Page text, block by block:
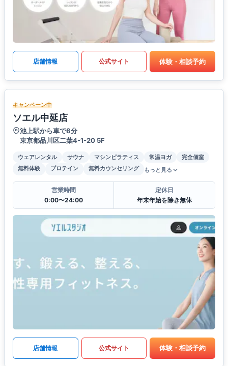
店舗情報 公式サイト 体験・相談予約
キャンペーン中
ソエル中延店
池上駅から車で8分
東京都品川区二葉4-1-20 5F
ウェアレンタル サウナ マシンピラティス 常温ヨガ
完全個室
無料体験
プロテイン 無料カウンセリング もっと見る
営業時間
0:00〜24:00
定休日
年末年始を除き無休
店舗情報 公式サイト 体験・相談予約